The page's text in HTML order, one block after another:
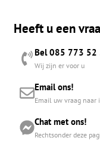
Heeft u een
Bel 085 773 52
Wij zijn er voor u
Email ons!
Email uw vraag naar
Chat met ons!
Rechtsonder deze